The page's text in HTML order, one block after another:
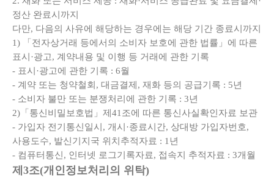
정산 완료시까지
다만, 다음의 사유에 해당하는 경우에는 해당 기간 종료시까지
1) 「전자상거래 등에서의 소비자 보호에 관한 법률」에 따른
표시·광고, 계약내용 및 이행 등 거래에 관한 기록
- 표시·광고에 관한 기록 : 6월
- 계약 또는 청약철회, 대금결제, 재화 등의 공급기록 : 5년
- 소비자 불만 또는 분쟁처리에 관한 기록 : 3년
2)「통신비밀보호법」제41조에 따른 통신사실확인자료 보관
- 가입자 전기통신일시, 개시·종료시간, 상대방 가입자번호,
사용도수, 발신기지국 위치추적자료 : 1년
- 컴퓨터통신, 인터넷 로그기록자료, 접속지 추적자료 : 3개월
제3조(개인정보처리의 위탁)